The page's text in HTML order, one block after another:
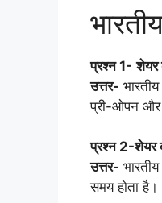
प्रश्न 1- शेयर
उत्तर-
प्री-ओपन और
प्रश्न 2-शेयर
उत्तर-
समय होता है।